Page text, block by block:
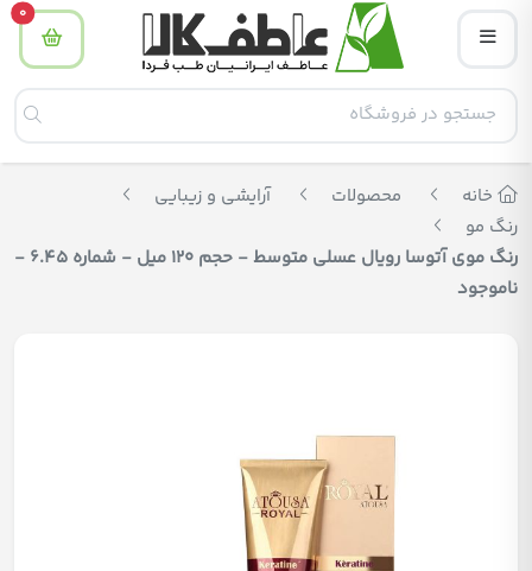
0
خانه محصولات
آرایشی و زیبایی
رنگ مو
رنگ موی آتوسا رویال عسلی متوسط - حجم ۱۲۰ میل - شماره 6.45 -
ناموجود